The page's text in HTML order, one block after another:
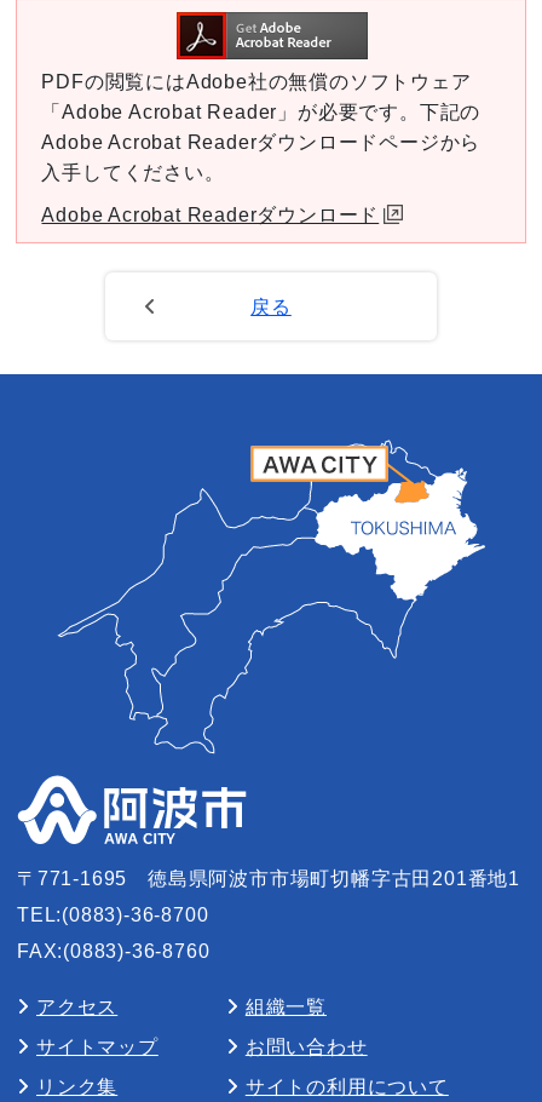
PDFの閲覧にはAdobe社の無償のソフトウェア
「Adobe Acrobat Reader」が必要です。下記の
Adobe Acrobat Readerダウンロードページから
入手してください。
Adobe Acrobat Readerダウンロード
戻る
〒771-1695
徳島県阿波市市場町切幡字古田201番地1
TEL:(0883)-36-8700
FAX:(0883)-36-8760
アクセス
組織一覧
サイトマップ
お問い合わせ
リンク集
サイトの利用について